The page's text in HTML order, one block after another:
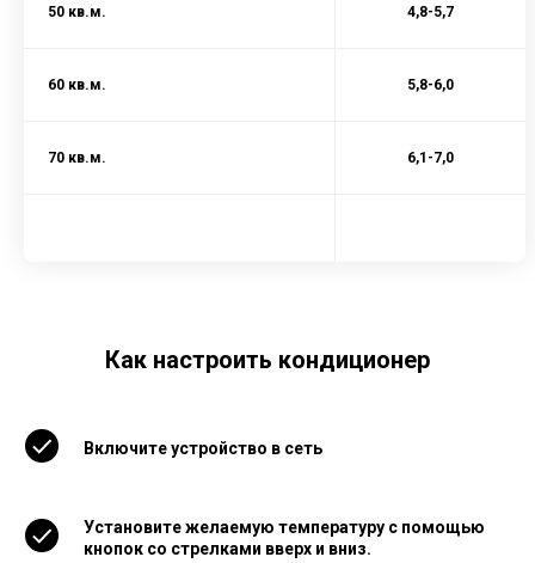
50 кв.м. 4,8-5,7
60 кв.м. 5,8-6,0
70 кв.м. 6,1-7,0
Как настроить кондиционер
Включите устройство в сеть
Установите желаемую температуру с помощью
кнопок со стрелками вверх и вниз.